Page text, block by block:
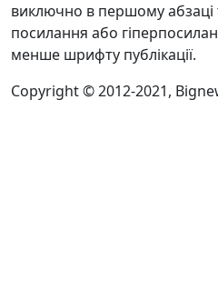
виключно в першому абзаці
посилання або
менше шрифту публікації.
Copyright © 2012-2021,